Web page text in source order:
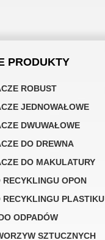
PRODUKTY
ROBUST
JEDNOWAŁOWE
DWUWAŁOWE
DO DREWNA
DO MAKULATURY
RECYKLINGU OPON
RECYKLINGU PLASTIKU
ODPADÓW
SZTUCZNYCH